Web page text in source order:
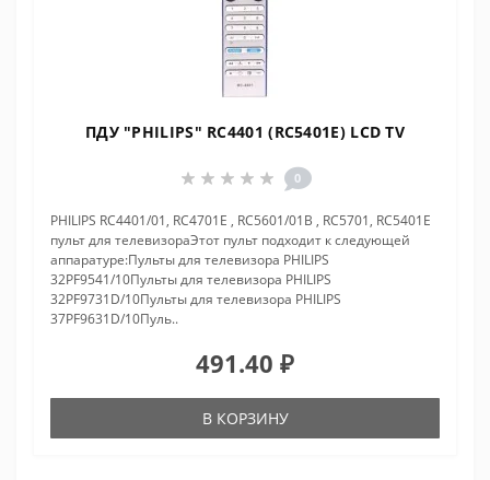
ПДУ "PHILIPS" RC4401 (RC5401E) LCD TV
0
PHILIPS RC4401/01, RC4701E , RC5601/01B , RC5701, RC5401E
пульт для телевизораЭтот пульт подходит к следующей
аппаратуре:Пульты для телевизора PHILIPS
32PF9541/10Пульты для телевизора PHILIPS
32PF9731D/10Пульты для телевизора PHILIPS
37PF9631D/10Пуль..
491.40 ₽
В КОРЗИНУ